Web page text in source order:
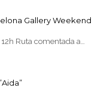
Gallery Weekend
Ruta comentada a…